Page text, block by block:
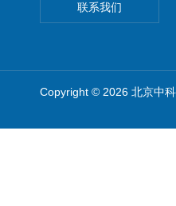
联系我们
Copyright © 2026 北京中